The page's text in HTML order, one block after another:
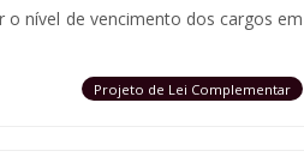
o nível de vencimento dos cargos em
Projeto de Lei Complementar